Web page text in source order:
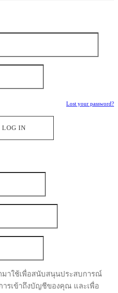
LOG IN
Lost your password?
าใช้เพื่อสนับสนุนประสบการณ์
รเข้าถึงบัญชีของคุณ และเพื่อ